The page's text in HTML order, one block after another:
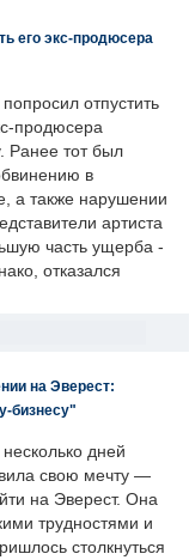
его экс-продюсера
отпустить
продюсера
Ранее тот был
в
а также нарушении
артиста
часть ущерба -
отказался
на Эверест:
бизнесу"
дней
свою мечту —
на Эверест. Она
трудностями и
столкнуться